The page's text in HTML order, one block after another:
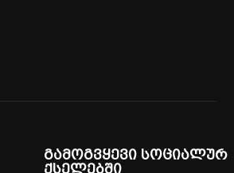
გამოგვყევი სოციალურ
ქსელებში